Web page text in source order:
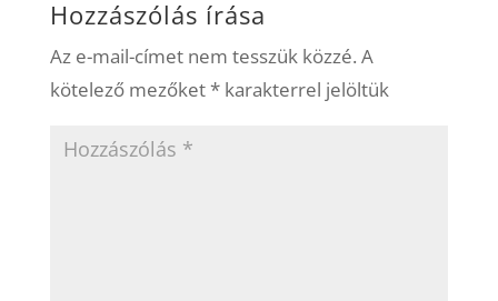
Hozzászólás írása
Az e-mail-címet nem tesszük közzé. A
kötelező mezőket*karakterrel jelöltük